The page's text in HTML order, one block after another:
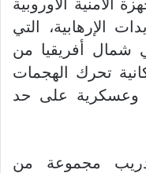
الأمنية الأوروبية
الإرهابية، التي
شمال أفريقيا من
تحرك الهجمات
وعسكرية على حد
مجموعة من